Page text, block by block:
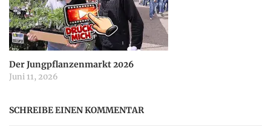
Der Jungpflanzenmarkt 2026
Juni 11, 2026
SCHREIBE EINEN KOMMENTAR